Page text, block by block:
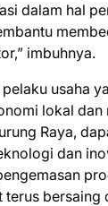
dalam hal
imbuhnya.
usaha
lokal dan
Raya,
dan
terus bersaing